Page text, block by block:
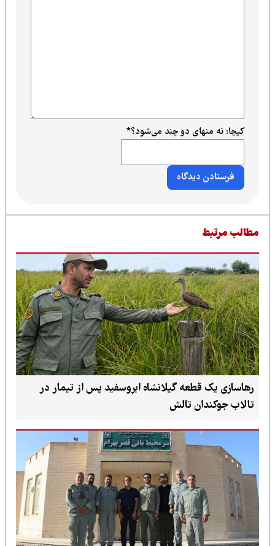
کپچا: نه منهای دو چند می‌شود؟*
مرتبط
رهاسازی یک قطعه گیلانشاه ابروسفید پس از تیمار در
تالاب جوکندان تالش